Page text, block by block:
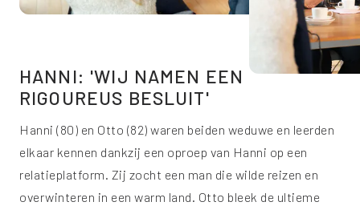
HANNI: 'WIJ NAMEN EEN
RIGOUREUS BESLUIT'
Hanni (80) en Otto (82) waren beiden weduwe en leerden
elkaar kennen dankzij een oproep van Hanni op een
relatieplatform. Zij zocht een man die wilde reizen en
overwinteren in een warm land. Otto bleek de ultieme